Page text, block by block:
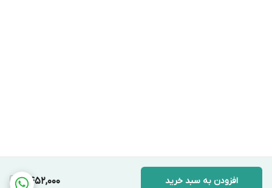
2,452,000 افزودن به سبد خرید